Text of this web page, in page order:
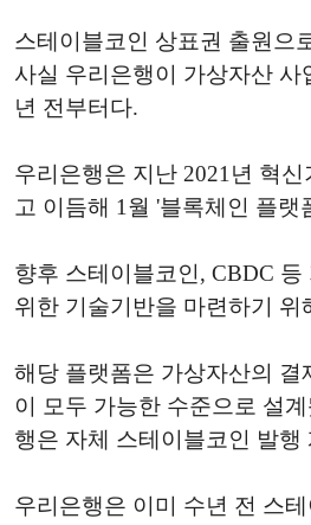
스테이블코인 상표권 출원으
사실 우리은행이 가상자산 사
년 전부터다.
우리은행은 지난 2021년 혁
고 이듬해 1월 '블록체인 플랫
향후 스테이블코인, CBDC
위한 기술기반을 마련하기 위
해당 플랫폼은 가상자산의 결
이 모두 가능한 수준으로 설
행은 자체 스테이블코인 발행
우리은행은 이미 수년 전 스